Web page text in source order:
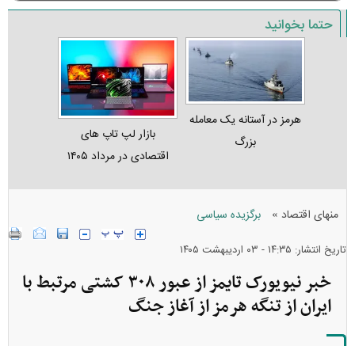
حتما بخوانید
هرمز در آستانه یک معامله
بزرگ
بازار لپ‌ تاپ‌ های
اقتصادی در مرداد ۱۴۰۵
منهای اقتصاد » برگزیده سیاسی
تاریخ انتشار: ۱۴:۳۵ - ۰۳ ارديبهشت ۱۴۰۵
خبر نیویورک تایمز از عبور ۳۰۸ کشتی مرتبط با
ایران از تنگه هرمز از آغاز جنگ